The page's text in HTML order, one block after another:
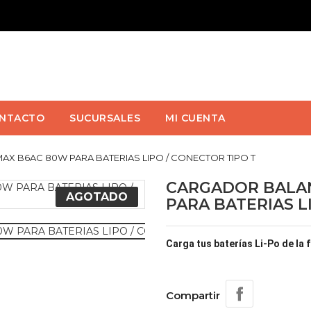
SUCURSALES MI CUENTA
B6AC 80W PARA BATERIAS LIPO / CONECTOR TIPO T
AGOTADO
CARGADOR
PARA BATERIAS
Carga tus baterías Li-Po de la
Compartir